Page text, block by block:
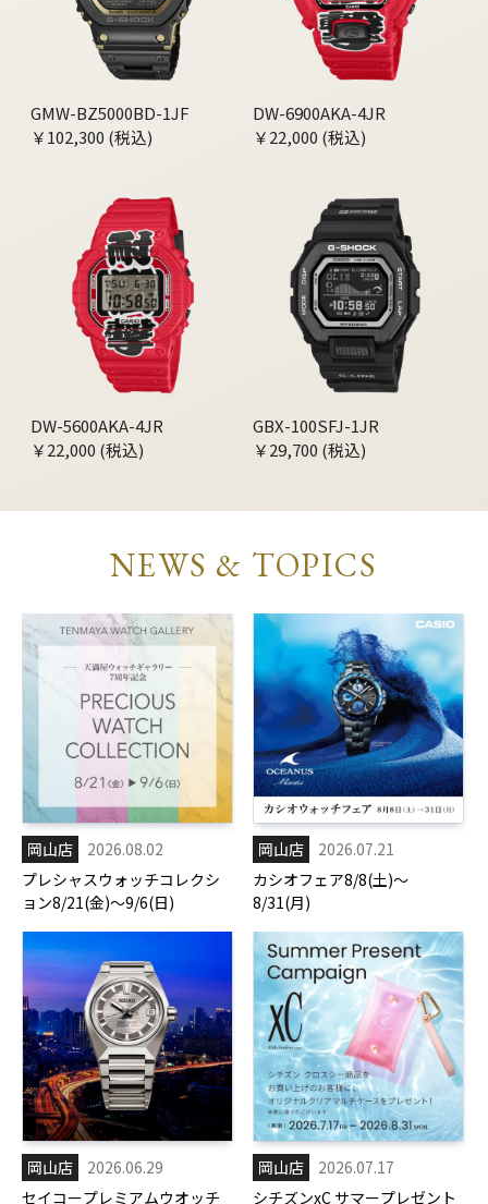
GMW-BZ5000BD-1JF
￥102,300 (税込)
DW-6900AKA-4JR
￥22,000 (税込)
DW-5600AKA-4JR
￥22,000 (税込)
GBX-100SFJ-1JR
￥29,700 (税込)
NEWS & TOPICS
岡山店
2026.08.02
プレシャスウォッチコレクシ
ョン8/21(金)～9/6(日)
岡山店
2026.07.21
カシオフェア8/8(土)～
8/31(月)
岡山店
2026.06.29
セイコープレミアムウオッチ
岡山店
2026.07.17
シチズンxC サマープレゼント